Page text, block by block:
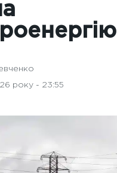
року - 23:55